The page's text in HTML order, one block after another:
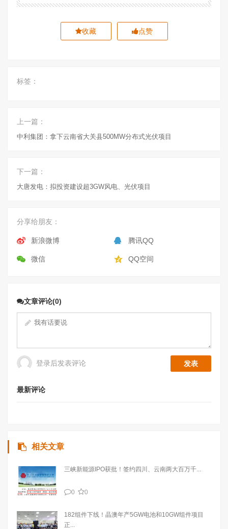
收藏 点赞
标签：
上一篇：
中利集团：拿下云南省大关县500MW分布式光伏项目
下一篇：
大唐发电：拟投资建设超3GW风电、光伏项目
分享给朋友：
新浪微博 腾讯QQ
微信 QQ空间
文章评论(0)
登录后发表评论
最新评论
相关文章
三峡新能源IPO获批！签约四川、云南两大百万千...
0 0
182组件下线！晶澳年产5GW电池和10GW组件项目
正...